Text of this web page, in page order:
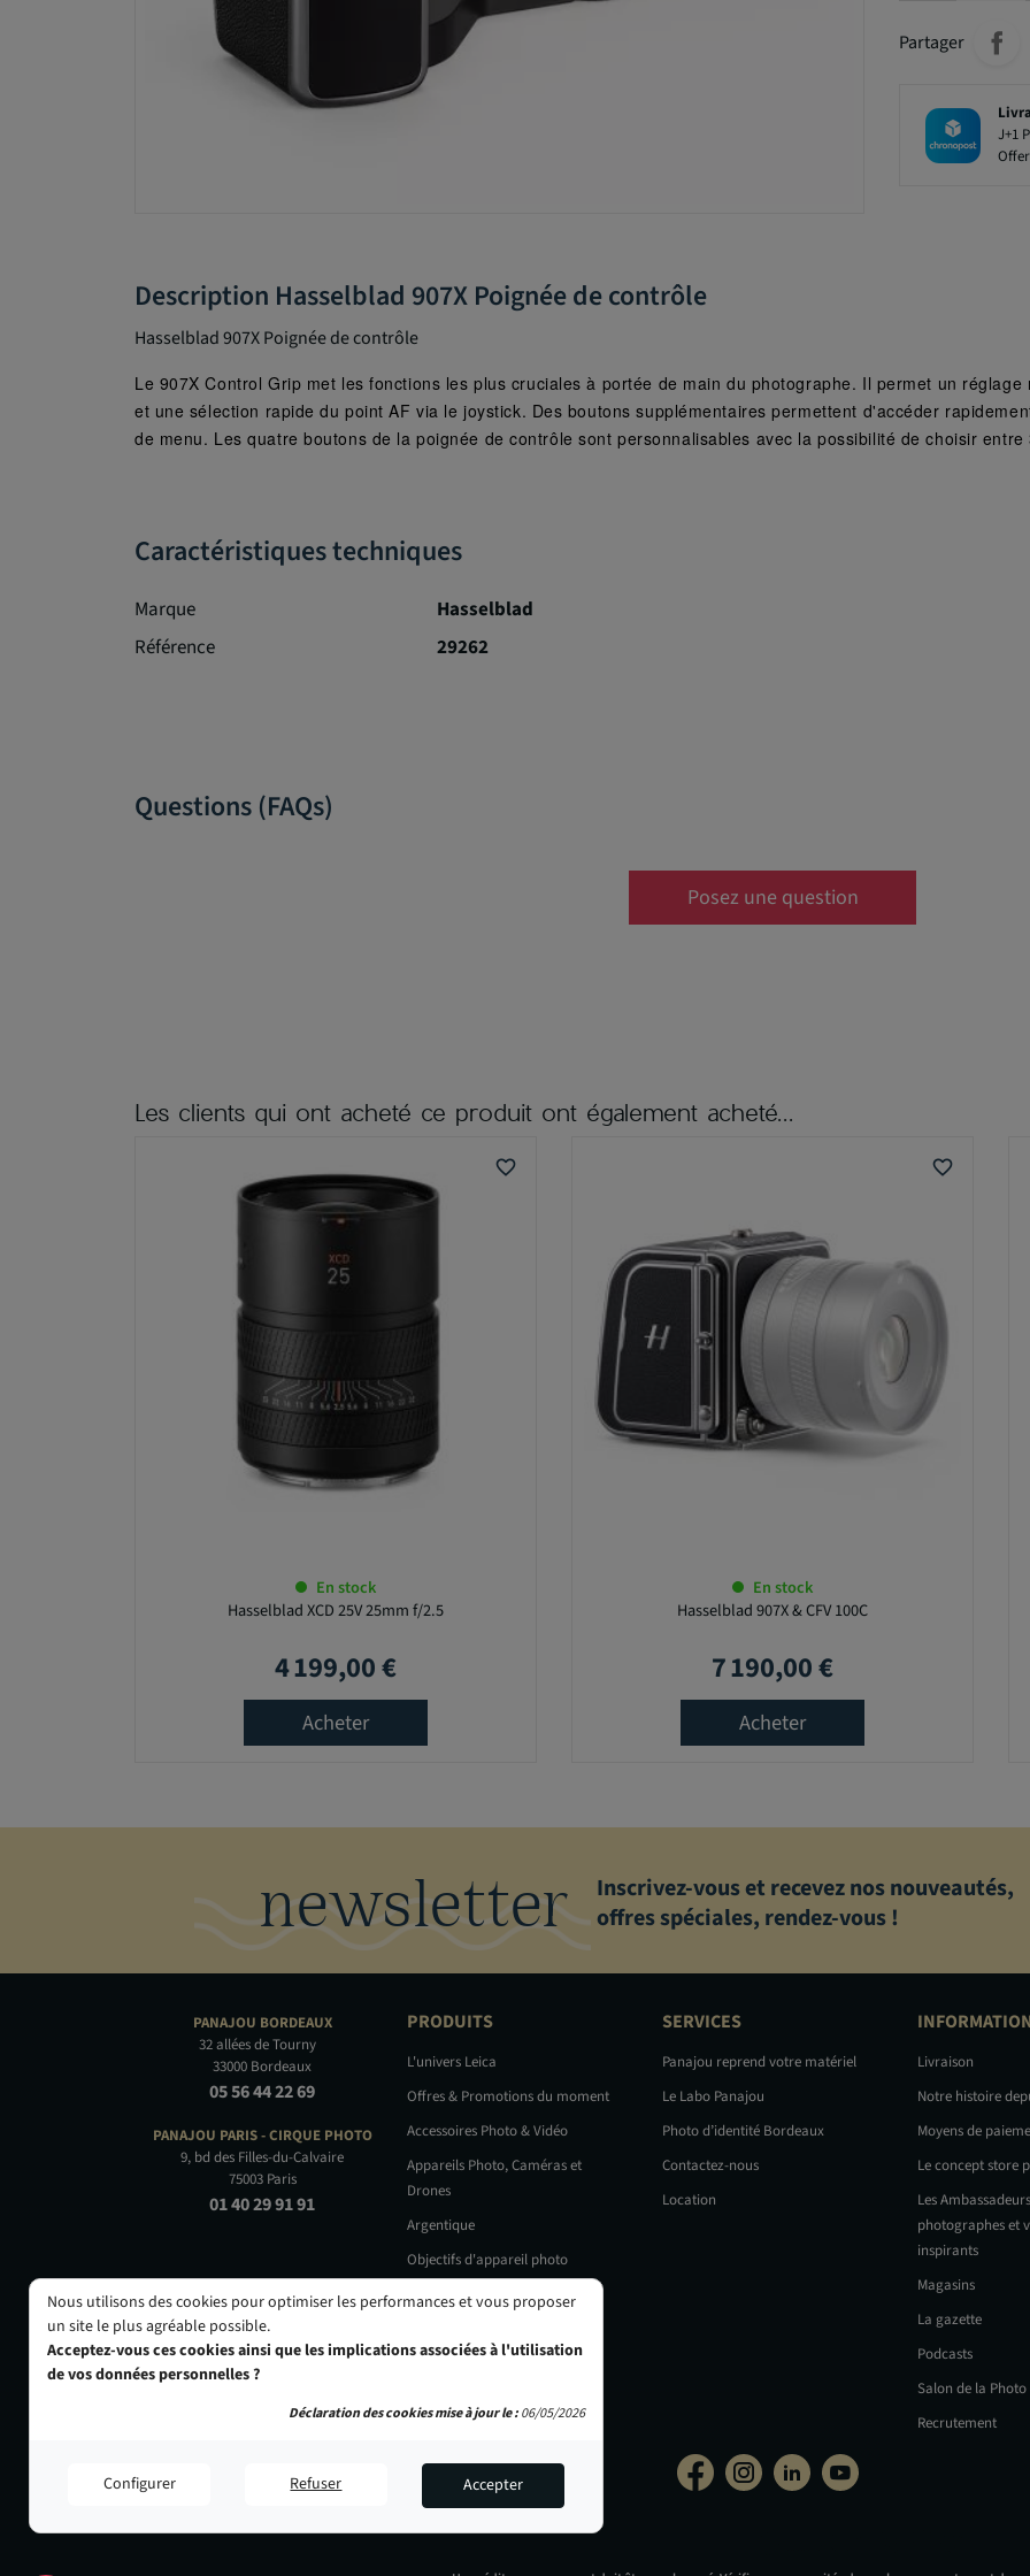
Partager
J+1
Description Hasselblad 907X Poignée de contrôle
Hasselblad 907X Poignée de contrôle
Le 907X Control Grip met les fonctions les plus cruciales à portée de main du photographe. Il permet un
et une sélection rapide du point AF via le joystick. Des boutons supplémentaires permettent d'accéder
de menu. Les quatre boutons de la poignée de contrôle sont personnalisables avec la possibilité de choisir
Caractéristiques techniques
Marque
Hasselblad
Référence
29262
Questions (FAQs)
Posez une question
Les clients qui ont acheté ce produit ont également acheté...
favorite_border
En stock
Hasselblad XCD 25V 25mm f/2.5
Prix
4 199,00 €
Acheter
favorite_border
En stock
Hasselblad 907X & CFV 100C
Prix
7 190,00 €
Acheter
newsletter
Inscrivez-vous et recevez nos nouveautés,
offres spéciales, rendez-vous !
PANAJOU BORDEAUX
32 allées de Tourny
33000 Bordeaux
05 56 44 22 69
PANAJOU PARIS -CIRQUE PHOTO
9, bd des Filles-du-Calvaire
75003 Paris
01 40 29 91 91
PRODUITS
L'univers Leica
Offres & Promotions du moment
Accessoires Photo & Vidéo
Appareils Photo, Caméras et
Drones
Argentique
Objectifs d'appareil photo
Occasions
SERVICES
Panajou reprend votre matériel
Le Labo Panajou
Photo d’identité Bordeaux
Contactez-nous
Location
Livraison
Notre histoire
Moyens de
Le concept store
Les
photographes et
inspirants
Magasins
La gazette
Podcasts
Salon de la Photo
Recrutement
Nous utilisons des cookies pour optimiser les performances et vous proposer
un site le plus agréable possible.
Acceptez-vous ces cookies ainsi que les implications associées à l'utilisation
de vos données personnelles ?
Configurer Refuser Accepter
Déclaration des cookies mise à jour le :06/05/2026